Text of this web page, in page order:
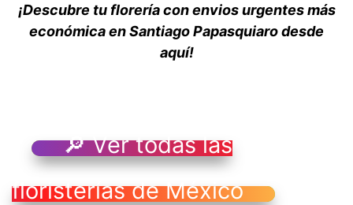
¡Descubre tu florería con envios urgentes más
económica en Santiago Papasquiaro desde
aquí!
🔎 Ver todas las
floristerías de México